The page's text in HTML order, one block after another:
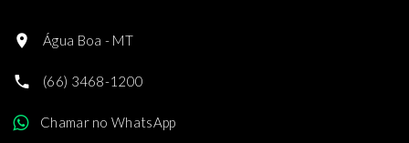
Água Boa - MT
(66) 3468-1200
Chamar no WhatsApp